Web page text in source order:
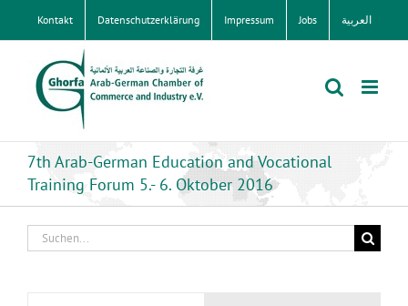
Kontakt Datenschutzerklärung Impressum Jobs العربية
7th Arab-German Education and Vocational
Training Forum 5.- 6. Oktober 2016
Suche
nach: